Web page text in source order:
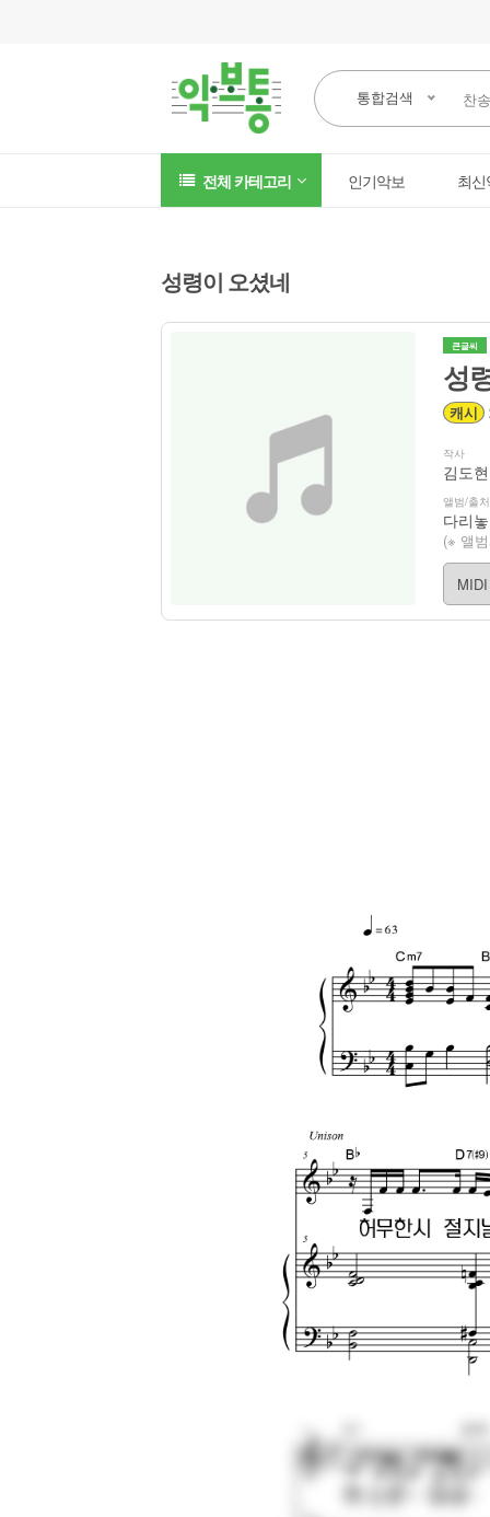
통합검색
전체 카테고리 인기악보 최
성령이 오셨네
큰글씨
성
캐시
작사
김도현
앨범/출처
(※ 앨